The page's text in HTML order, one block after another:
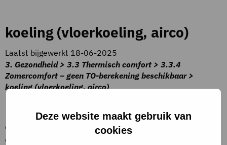
Deze website maakt gebruik van
cookies
koeling (vloerkoeling, airco)
Laatst bijgewerkt 18-06-2025
3. Gezondheid > 3.3 Thermisch comfort > 3.3.4
Zomercomfort – geen TO-berekening beschikbaar >
koeling (vloerkoeling, airco)
overdekt verkeersgebied is voorzien van koeling met een
capaciteit van minimaal 25 W per m2 GBO